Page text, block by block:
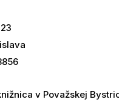
v Považskej